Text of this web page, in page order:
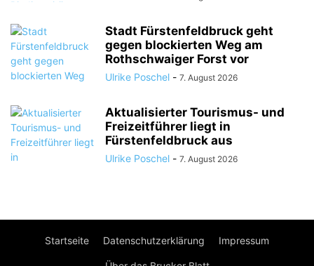
Stadt Fürstenfeldbruck geht
gegen blockierten Weg am
Rothschwaiger Forst vor
Ulrike Poschel - 7. August 2026
Aktualisierter Tourismus- und
Freizeitführer liegt in
Fürstenfeldbruck aus
Ulrike Poschel - 7. August 2026
Startseite Datenschutzerklärung Impressum